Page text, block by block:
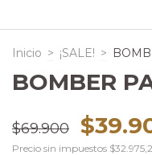
Inicio > ¡SALE! >
BOMBER
$69.900
Precio sin impuestos